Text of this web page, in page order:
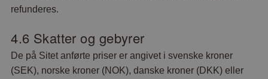
refunderes.
4.6 Skatter og gebyrer
De på Sitet anførte priser er angivet i svenske kroner
(SEK), norske kroner (NOK), danske kroner (DKK) eller